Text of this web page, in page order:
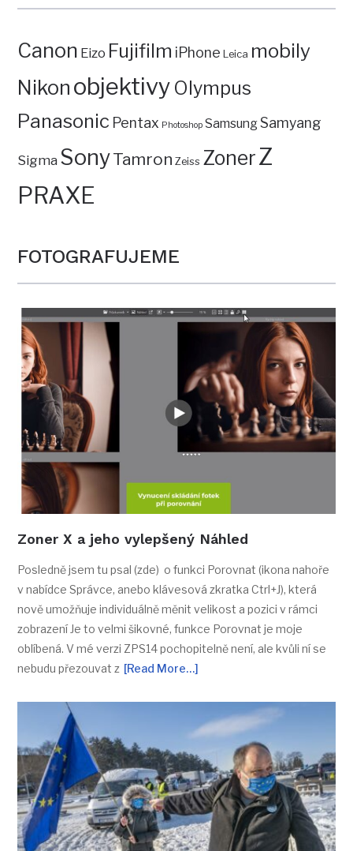
Canon Eizo Fujifilm iPhone Leica mobily
Nikon objektivy Olympus
Panasonic Pentax Photoshop SamsungSamyang
Sigma SonyTamron Zeiss ZonerZ
PRAXE
FOTOGRAFUJEME
Zoner X a jeho vylepšený Náhled
Posledně jsem tu psal (zde) o funkci Porovnat (ikona nahoře
v nabídce Správce, anebo klávesová zkratka Ctrl+J), která
nově umožňuje individuálně měnit velikost a pozici v rámci
zobrazení Je to velmi šikovné, funkce Porovnat je moje
oblíbená. V mé verzi ZPS14 pochopitelně není, ale kvůli ní se
nebudu přezouvat z [Read More…]